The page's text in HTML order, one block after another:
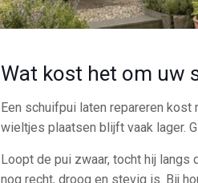
Wat kost het om uw
Een schuifpui laten repareren kost
wieltjes plaatsen blijft vaak lager.
Loopt de pui zwaar, tocht hij
nog recht, droog en stevig is. Bij